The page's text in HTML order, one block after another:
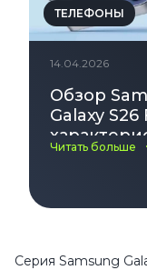
ТЕЛЕФОНЫ
14.04.2026
Обзор
Galaxy S26
дата
Читать больше
Серия Samsung